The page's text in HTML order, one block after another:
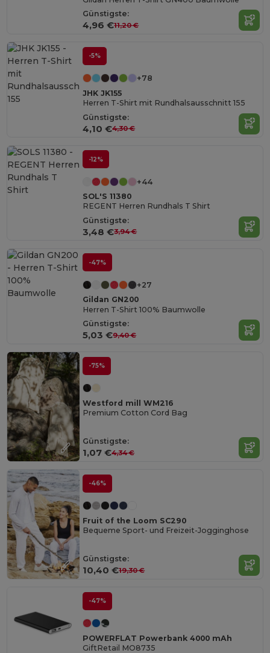
Günstigste:
4,96 €11,20 €
-5%
+78
JHK JK155
Herren T-Shirt mit Rundhalsausschnitt 155
Günstigste:
4,10 €4,30 €
-12%
+44
SOL'S 11380
REGENT Herren Rundhals T Shirt
Günstigste:
3,48 €3,94 €
-47%
+27
Gildan GN200
Herren T-Shirt 100% Baumwolle
Günstigste:
5,03 €9,40 €
-75%
Westford mill WM216
Premium Cotton Cord Bag
Günstigste:
1,07 €4,34 €
-46%
Fruit of the Loom SC290
Bequeme Sport- und Freizeit-Jogginghose
Günstigste:
10,40 €19,30 €
-47%
POWERFLAT Powerbank 4000 mAh
GiftRetail MO8735